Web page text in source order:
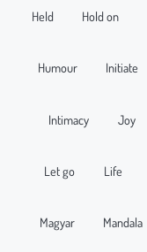
Held Hold on
Humour Initiate
Intimacy Joy
Let go Life
Magyar Mandala